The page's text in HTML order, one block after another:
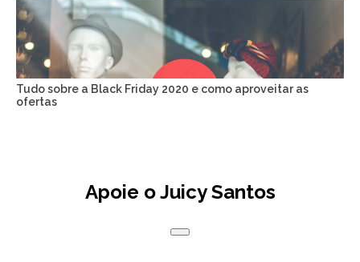
Tudo sobre a Black Friday 2020 e como aproveitar as
ofertas
Apoie o Juicy Santos